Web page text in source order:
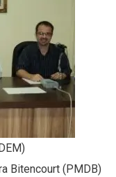
Bitencourt (PMDB)